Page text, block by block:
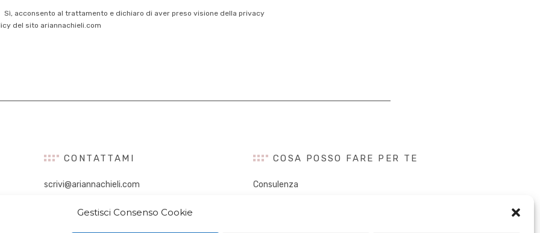
Gestisci Consenso Cookie
Sì, acconsento al trattamento e dichiaro di aver preso visione della privacy
del sito ariannachieli.com
CONTATTAMI
scrivi@ariannachieli.com
COSA POSSO FARE PER TE
Consulenza